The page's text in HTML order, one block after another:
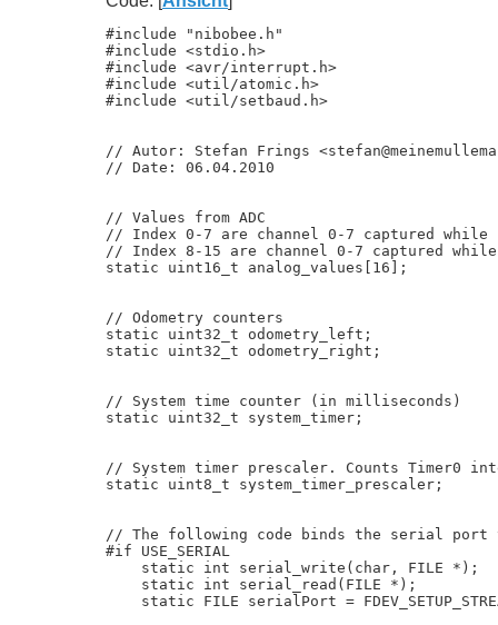
#include "nibobee.h"
#include <stdio.h>
#include <avr/interrupt.h>
#include <util/atomic.h>
#include <util/setbaud.h>
// Autor: Stefan Frings
// Date: 06.04.2010
// Values from ADC
// Index 0-7 are channel 0-7 captured while
// Index 8-15 are channel 0-7 captured while
static uint16_t analog_values[16];
// Odometry counters
static uint32_t odometry_left;
static uint32_t odometry_right;
// System time counter (in milliseconds)
static uint32_t system_timer;
// System timer prescaler. Counts Timer0
static uint8_t system_timer_prescaler;
// The following code binds the serial port
#if USE_SERIAL
    static int serial_write(char, FILE *);
    static int serial_read(FILE *);
static FILE serialPort =